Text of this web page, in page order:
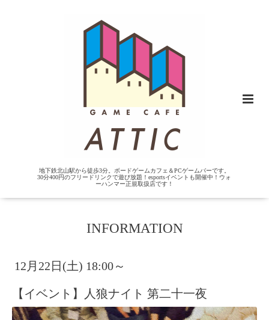
地下鉄北山駅から徒歩3分。ボードゲームカフェ＆PCゲームバーです。
30分400円のフリードリンクで遊び放題！esportsイベントも開催中！ウォ
ーハンマー正規取扱店です！
INFORMATION
12月22日(土) 18:00～
【イベント】人狼ナイト 第二十一夜